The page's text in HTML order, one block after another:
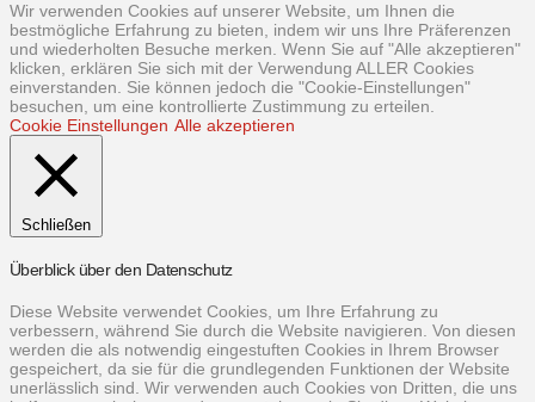
Wir verwenden Cookies auf unserer Website, um Ihnen die
bestmögliche Erfahrung zu bieten, indem wir uns Ihre Präferenzen
und wiederholten Besuche merken. Wenn Sie auf "Alle akzeptieren"
klicken, erklären Sie sich mit der Verwendung ALLER Cookies
einverstanden. Sie können jedoch die "Cookie-Einstellungen"
besuchen, um eine kontrollierte Zustimmung zu erteilen.
Cookie Einstellungen Alle akzeptieren
Schließen
Überblick über den Datenschutz
Diese Website verwendet Cookies, um Ihre Erfahrung zu
verbessern, während Sie durch die Website navigieren. Von diesen
werden die als notwendig eingestuften Cookies in Ihrem Browser
gespeichert, da sie für die grundlegenden Funktionen der Website
unerlässlich sind. Wir verwenden auch Cookies von Dritten, die uns